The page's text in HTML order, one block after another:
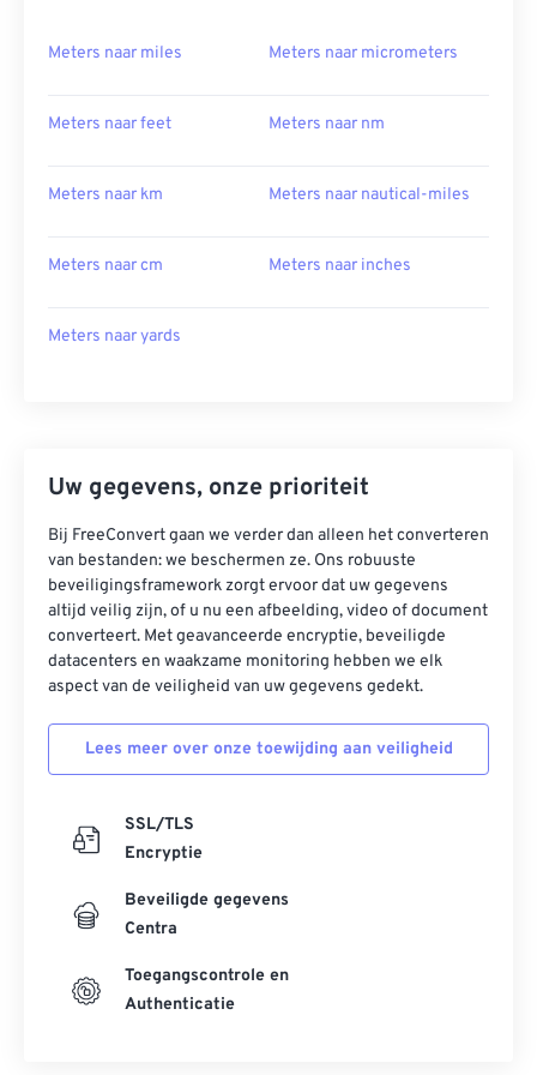
Meters naar miles Meters naar micrometers
Meters naar feet Meters naar nm
Meters naar km Meters naar nautical-miles
Meters naar cm Meters naar inches
Meters naar yards
Uw gegevens, onze prioriteit
Bij FreeConvert gaan we verder dan alleen het converteren
van bestanden: we beschermen ze. Ons robuuste
beveiligingsframework zorgt ervoor dat uw gegevens
altijd veilig zijn, of u nu een afbeelding, video of document
converteert. Met geavanceerde encryptie, beveiligde
datacenters en waakzame monitoring hebben we elk
aspect van de veiligheid van uw gegevens gedekt.
Lees meer over onze toewijding aan veiligheid
SSL/TLS
Encryptie
Beveiligde gegevens
Centra
Toegangscontrole en
Authenticatie